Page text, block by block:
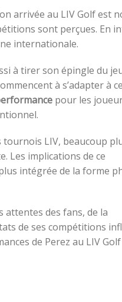
arrivée au LIV Golf est
sont perçues. En
internationale.
à tirer son épingle du
à s’adapter à
pour les
tournois LIV, beaucoup
Les implications de ce
intégrée de la forme
attentes des fans, de la
de ses compétitions
de Perez au LIV Golf